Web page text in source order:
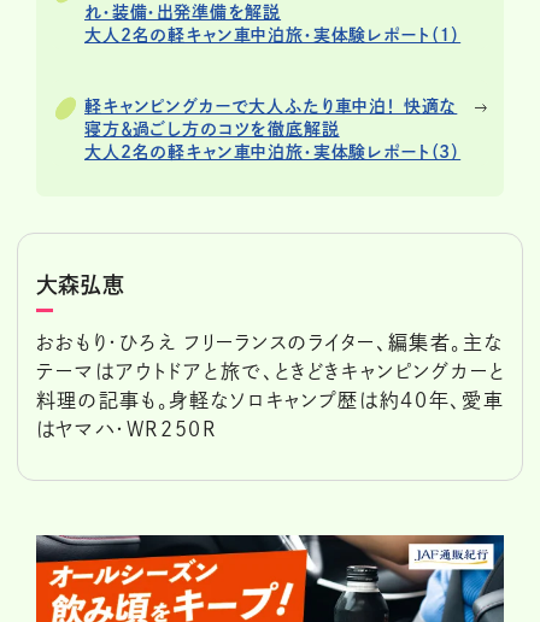
れ・装備・出発準備を解説
大人2名の軽キャン車中泊旅・実体験レポート（１）
軽キャンピングカーで大人ふたり車中泊！ 快適な
寝方＆過ごし方のコツを徹底解説
大人2名の軽キャン車中泊旅・実体験レポート（3）
大森弘恵
おおもり・ひろえ フリーランスのライター、編集者。主な
テーマはアウトドアと旅で、ときどきキャンピングカーと
料理の記事も。身軽なソロキャンプ歴は約40年、愛車
はヤマハ・WR250R